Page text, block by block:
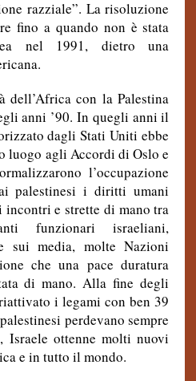
razziale”. La risoluzione
fino a quando non è stata
nel 1991, dietro una
dell’Africa con la Palestina
anni ’90. In quegli anni il
dagli Stati Uniti ebbe
luogo agli Accordi di Oslo e
l’occupazione
palestinesi i diritti umani
e strette di mano tra
funzionari israeliani,
sui media, molte Nazioni
che una pace duratura
di mano. Alla fine degli
i legami con ben 39
perdevano sempre
Israele ottenne molti nuovi
e in tutto il mondo.